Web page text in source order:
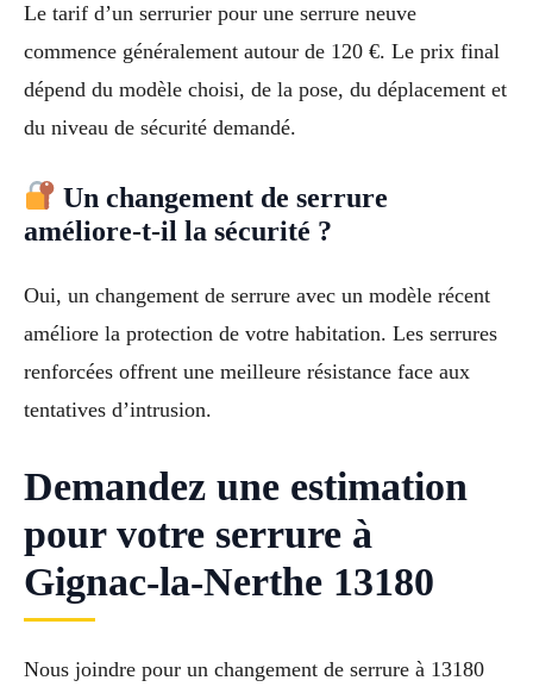
Le tarif d’un serrurier pour une serrure neuve
commence généralement autour de 120 €. Le prix final
dépend du modèle choisi, de la pose, du déplacement et
du niveau de sécurité demandé.
Un changement de serrure
améliore-t-il la sécurité ?
Oui, un changement de serrure avec un modèle récent
améliore la protection de votre habitation. Les serrures
renforcées offrent une meilleure résistance face aux
tentatives d’intrusion.
Demandez une estimation
pour votre serrure à
Gignac-la-Nerthe 13180
Nous joindre pour un changement de serrure à 13180